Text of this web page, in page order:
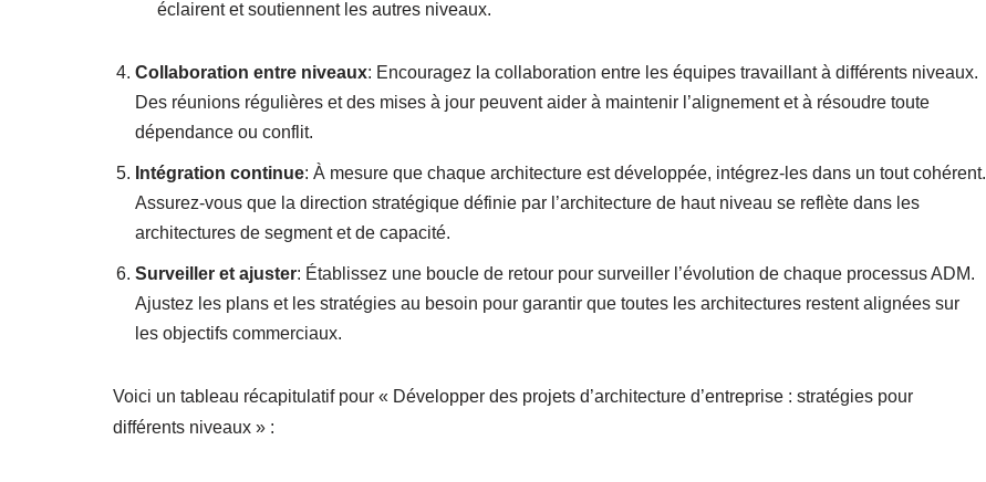
éclairent et soutiennent les autres niveaux.
Collaboration entre niveaux: Encouragez la collaboration entre les équipes travaillant à différents niveaux.
Des réunions régulières et des mises à jour peuvent aider à maintenir l’alignement et à résoudre toute
dépendance ou conflit.
Intégration continue: À mesure que chaque architecture est développée, intégrez-les dans un tout cohérent.
Assurez-vous que la direction stratégique définie par l’architecture de haut niveau se reflète dans les
architectures de segment et de capacité.
Surveiller et ajuster: Établissez une boucle de retour pour surveiller l’évolution de chaque processus ADM.
Ajustez les plans et les stratégies au besoin pour garantir que toutes les architectures restent alignées sur
les objectifs commerciaux.
Voici un tableau récapitulatif pour « Développer des projets d’architecture d’entreprise : stratégies pour
différents niveaux » :